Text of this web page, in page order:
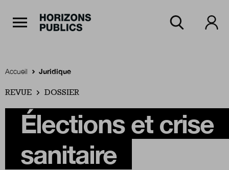
Accueil
Rubriques
Accueil Juridique
REVUE DOSSIER
Élections et crise
sanitaire